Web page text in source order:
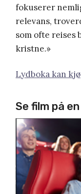
fokuserer
relevans,
som ofte reises
kristne.»
Lydboka kan
Se film på